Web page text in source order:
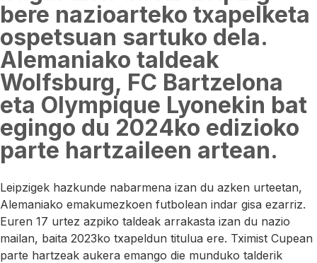
bere nazioarteko txapelketa
ospetsuan sartuko dela.
Alemaniako taldeak
Wolfsburg, FC Bartzelona
eta Olympique Lyonekin bat
egingo du 2024ko edizioko
parte hartzaileen artean.
Leipzigek hazkunde nabarmena izan du azken urteetan,
Alemaniako emakumezkoen futbolean indar gisa ezarriz.
Euren 17 urtez azpiko taldeak arrakasta izan du nazio
mailan, baita 2023ko txapeldun titulua ere. Tximist Cupean
parte hartzeak aukera emango die munduko talderik